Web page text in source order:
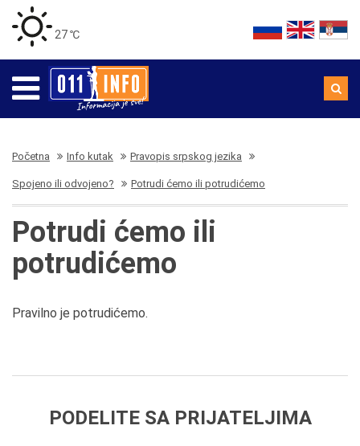
27 ℃
Početna Info kutak Pravopis srpskog jezika
Spojeno ili odvojeno? Potrudi ćemo ili potrudićemo
Potrudi ćemo ili
potrudićemo
Pravilno je potrudićemo.
PODELITE SA PRIJATELJIMA